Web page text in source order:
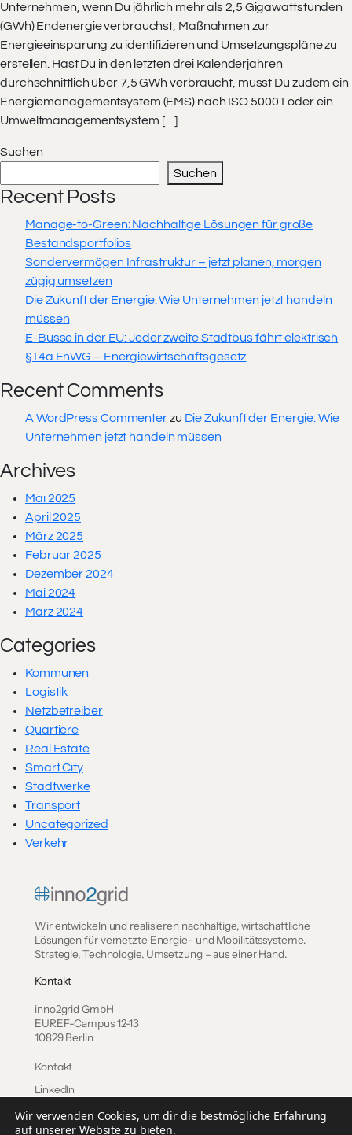
Unternehmen, wenn Du jährlich mehr als 2,5 Gigawattstunden
(GWh) Endenergie verbrauchst, Maßnahmen zur
Energieeinsparung zu identifizieren und Umsetzungspläne zu
erstellen. Hast Du in den letzten drei Kalenderjahren
durchschnittlich über 7,5 GWh verbraucht, musst Du zudem ein
Energiemanagementsystem (EMS) nach ISO 50001 oder ein
Umweltmanagementsystem […]
Suchen
Suchen
Recent Posts
Manage-to-Green: Nachhaltige Lösungen für große
Bestandsportfolios
Sondervermögen Infrastruktur – jetzt planen, morgen
zügig umsetzen
Die Zukunft der Energie: Wie Unternehmen jetzt handeln
müssen
E-Busse in der EU: Jeder zweite Stadtbus fährt elektrisch
§14a EnWG – Energiewirtschaftsgesetz
Recent Comments
A WordPress Commenterzu Die Zukunft der Energie: Wie
Unternehmen jetzt handeln müssen
Archives
Mai 2025
April 2025
März 2025
Februar 2025
Dezember 2024
Mai 2024
März 2024
Categories
Kommunen
Logistik
Netzbetreiber
Quartiere
Real Estate
Smart City
Stadtwerke
Transport
Uncategorized
Verkehr
Wir entwickeln und realisieren nachhaltige, wirtschaftliche
Lösungen für vernetzte Energie- und Mobilitätssysteme.
Strategie, Technologie, Umsetzung – aus einer Hand.
Kontakt
inno2grid GmbH
EUREF-Campus 12-13
10829 Berlin
Kontakt
LinkedIn
Wir verwenden Cookies, um dir die bestmögliche Erfahrung
auf unserer Website zu bieten.